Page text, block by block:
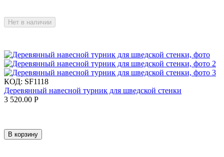
Нет в наличии
КОД: SF1118
Деревянный навесной турник для шведской стенки
3 520.00 Р
В корзину